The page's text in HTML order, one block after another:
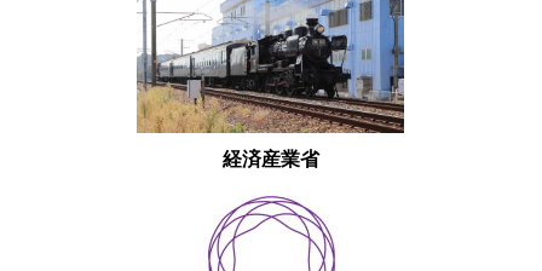
経済産業省